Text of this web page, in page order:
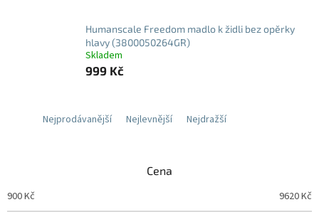
Humanscale Freedom madlo k židli bez opěrky
hlavy (3800050264GR)
Skladem
999 Kč
Nejprodávanější Nejlevnější Nejdražší
Cena
900Kč 9620Kč